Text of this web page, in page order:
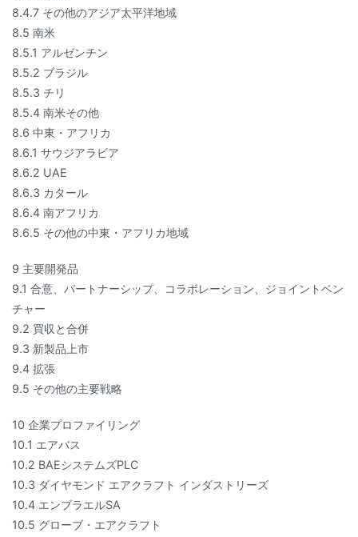
8.4.7 その他のアジア太平洋地域
8.5 南米
8.5.1 アルゼンチン
8.5.2 ブラジル
8.5.3 チリ
8.5.4 南米その他
8.6 中東・アフリカ
8.6.1 サウジアラビア
8.6.2 UAE
8.6.3 カタール
8.6.4 南アフリカ
8.6.5 その他の中東・アフリカ地域
9 主要開発品
9.1 合意、パートナーシップ、コラボレーション、ジョイントベン
チャー
9.2 買収と合併
9.3 新製品上市
9.4 拡張
9.5 その他の主要戦略
10 企業プロファイリング
10.1 エアバス
10.2 BAEシステムズPLC
10.3 ダイヤモンド エアクラフト インダストリーズ
10.4 エンブラエルSA
10.5 グローブ・エアクラフト